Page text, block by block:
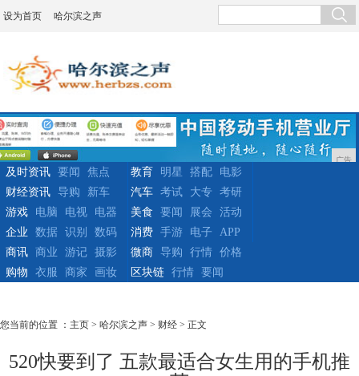
设为首页 哈尔滨之声
广告
及时资讯 要闻
焦点
财经资讯
导购 新车
教育 明星 搭配
电影
汽车
考试 大专
考研
游戏
电脑 电视
电器
企业
数据 识别 数码
美食 要闻 展会
活动
消费
手游 电子
APP
商讯
商业 游记
摄影
购物
衣服 商家 画妆
微商 导购 行情
价格
区块链
行情 要闻
您当前的位置 ： 主页 > 哈尔滨之声 > 财经 > 正文
520快要到了 五款最适合女生用的手机推